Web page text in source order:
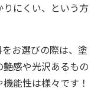
にくい、という方
お選びの際は、塗
感や光沢あるもの
能性は様々です！